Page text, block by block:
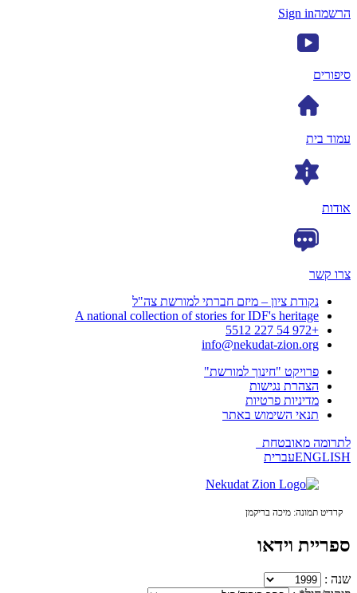
הרשמהSign in
סיפורים
עמוד בית
אודות
צרו קשר
נקודת ציון – מיזם חברתי למורשת צה"ל
A national collection of stories for IDF's heritage
+972 54 227 5512
info@nekudat-zion.org
פרויקט "חינוך למורשת"
הצהרת נגישות
מדיניות פרטיות
תנאי השימוש באתר
לתרומה מאובטחת
ENGLISHעברית
ספריית וידאו
שנה :